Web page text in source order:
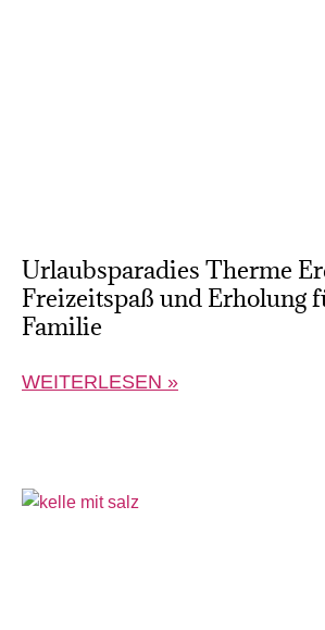
Urlaubsparadies Therme
Freizeitspaß und Erholung
Familie
WEITERLESEN »